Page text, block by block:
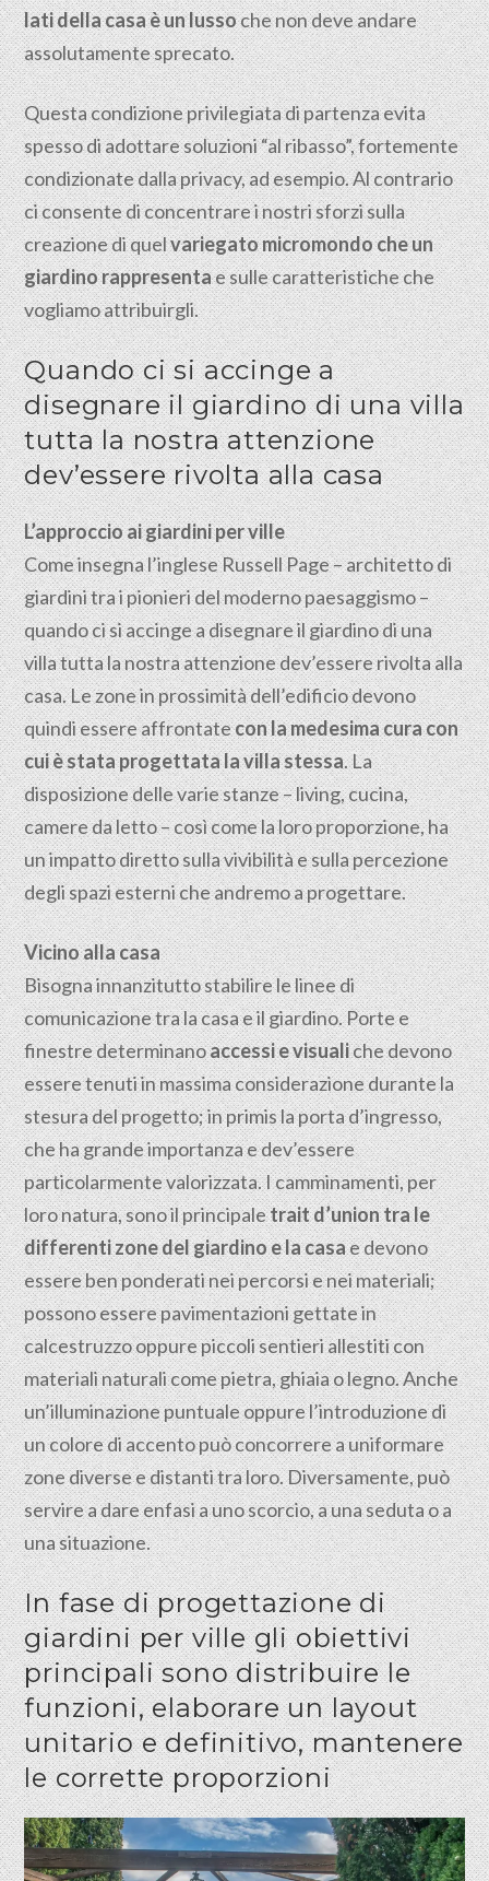
lati della casa è un lussoche non deve andare
assolutamente sprecato.
Questa condizione privilegiata di partenza evita
spesso di adottare soluzioni “al ribasso”, fortemente
condizionate dalla privacy, ad esempio. Al contrario
ci consente di concentrare i nostri sforzi sulla
creazione di quelvariegato micromondo che un
giardino rappresentae sulle caratteristiche che
vogliamo attribuirgli.
Quando ci si accinge a
disegnare il giardino di una villa
tutta la nostra attenzione
dev’essere rivolta alla casa
L’approccio ai giardini per ville
Come insegna l’inglese Russell Page – architetto di
giardini tra i pionieri del moderno paesaggismo –
quando ci si accinge a disegnare il giardino di una
villa tutta la nostra attenzione dev’essere rivolta alla
casa. Le zone in prossimità dell’edificio devono
quindi essere affrontatecon la medesima cura con
cui è stata progettata la villa stessa. La
disposizione delle varie stanze – living, cucina,
camere da letto – così come la loro proporzione, ha
un impatto diretto sulla vivibilità e sulla percezione
degli spazi esterni che andremo a progettare.
Vicino alla casa
Bisogna innanzitutto stabilire le linee di
comunicazione tra la casa e il giardino. Porte e
finestre determinanoaccessi e visualiche devono
essere tenuti in massima considerazione durante la
stesura del progetto; in primis la porta d’ingresso,
che ha grande importanza e dev’essere
particolarmente valorizzata. I camminamenti, per
loro natura, sono il principaletrait d’union tra le
differenti zone del giardino e la casae devono
essere ben ponderati nei percorsi e nei materiali;
possono essere pavimentazioni gettate in
calcestruzzo oppure piccoli sentieri allestiti con
materiali naturali come pietra, ghiaia o legno. Anche
un’illuminazione puntuale oppure l’introduzione di
un colore di accento può concorrere a uniformare
zone diverse e distanti tra loro. Diversamente, può
servire a dare enfasi a uno scorcio, a una seduta o a
una situazione.
In fase di progettazione di
giardini per ville gli obiettivi
principali sono distribuire le
funzioni, elaborare un layout
unitario e definitivo, mantenere
le corrette proporzioni